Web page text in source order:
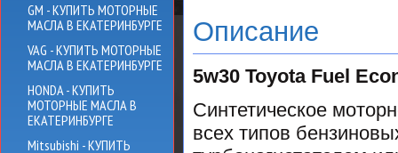
GM - КУПИТЬ МОТОРНЫЕ
МАСЛА В ЕКАТЕРИНБУРГЕ
VAG - КУПИТЬ МОТОРНЫЕ
МАСЛА В ЕКАТЕРИНБУРГЕ
HONDA - КУПИТЬ
МОТОРНЫЕ МАСЛА В
ЕКАТЕРИНБУРГЕ
Mitsubishi - КУПИТЬ
Описание
5w30 Toyota Fuel
Синтетическое
всех типов